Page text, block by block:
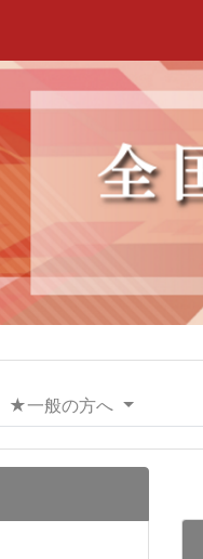
★一般の方へ